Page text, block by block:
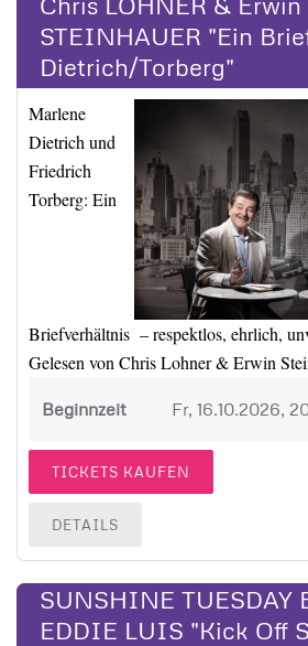
STEINHAUER "Ein
Dietrich/Torberg"
Marlene
Dietrich und
Friedrich
Torberg: Ein
Briefverhältnis – respektlos, ehrlich,
Gelesen von Chris Lohner & Erwin
Beginnzeit Fr, 16.10.2026,
TICKETS KAUFEN
DETAILS
SUNSHINE TUESDAY
EDDIE LUIS "Kick Off